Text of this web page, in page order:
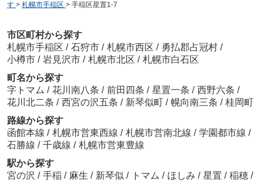
す > 札幌市手稲区 > 手稲区星置1-7
市区町村から探す
札幌市手稲区 / 石狩市 / 札幌市西区 / 勇払郡占冠村 /
小樽市 / 岩見沢市 / 札幌市北区 / 札幌市白石区
町名から探す
字トマム / 花川南八条 / 前田四条 / 星置一条 / 西野六条 /
花川北二条 / 西宮の沢五条 / 新琴似町 / 幌向南三条 / 桂岡町
路線から探す
函館本線 / 札幌市営東西線 / 札幌市営南北線 / 学園都市線 /
石勝線 / 千歳線 / 札幌市営東豊線
駅から探す
宮の沢 / 手稲 / 麻生 / 新琴似 / トマム / ほしみ / 星置 / 稲穂 /